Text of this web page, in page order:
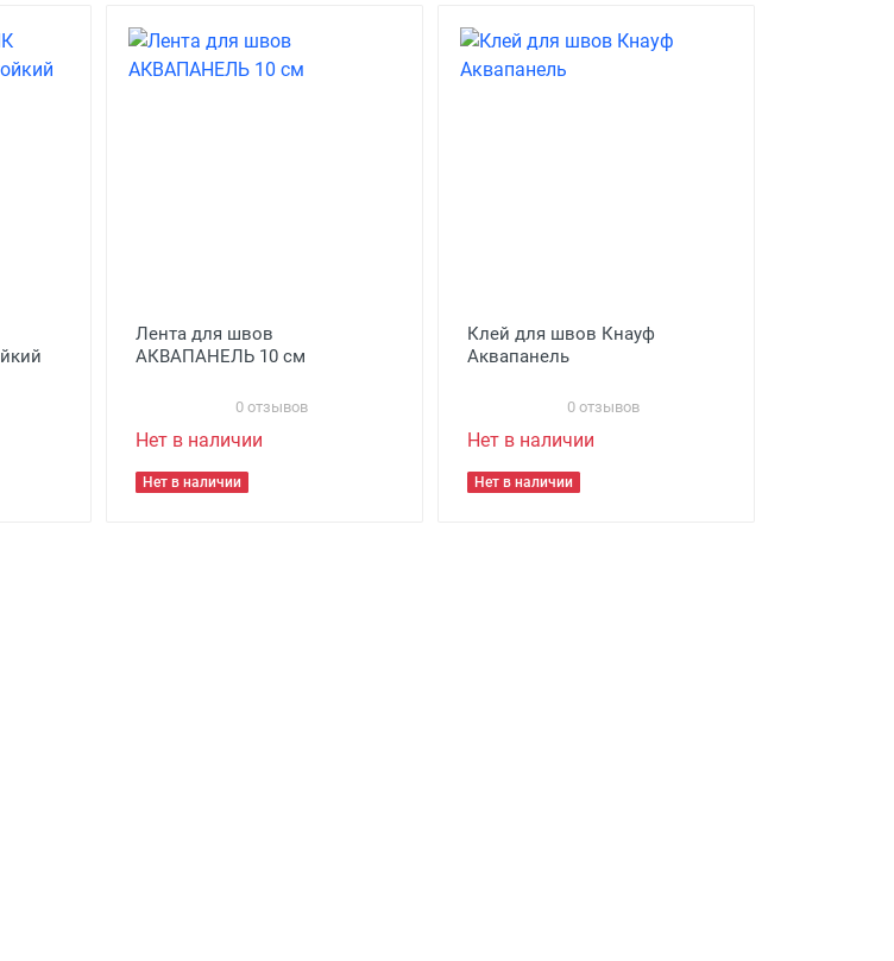
Лента для швов
АКВАПАНЕЛЬ 10 см
0 отзывов
Нет в наличии
Нет в наличии
Клей для швов Кнауф
Аквапанель
0 отзывов
Нет в наличии
Нет в наличии